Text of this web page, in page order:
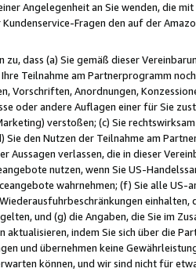
Angelegenheit an Sie wenden, die
Fragen den auf der
zu, dass (a) Sie gemäß dieser
Teilnahme am Partnerprogramm
Vorschriften, Anordnungen,
oder andere Auflagen einer für Sie
verstoßen; (c) Sie
Sie den Nutzen der Teilnahme am
Aussagen verlassen, die in dieser
nutzen, wenn Sie US-
wahrnehmen; (f) Sie alle
und (g) die Angaben, die Sie im
aktualisieren, indem Sie sich über die
und übernehmen keine
können, und wir sind nicht für